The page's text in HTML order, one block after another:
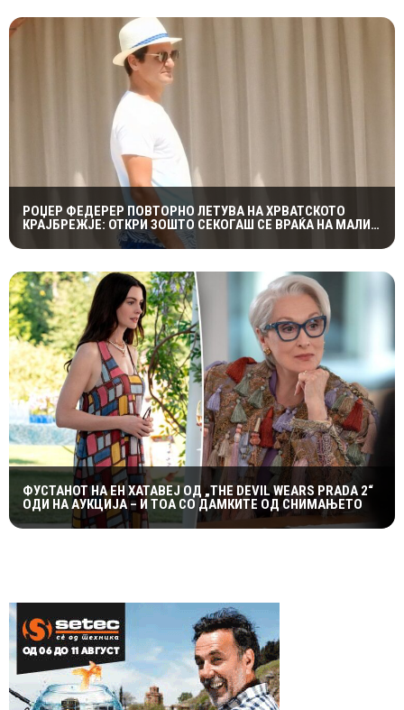
РОЏЕР ФЕДЕРЕР ПОВТОРНО ЛЕТУВА НА ХРВАТСКОТО
КРАЈБРЕЖЈЕ: ОТКРИ ЗОШТО СЕКОГАШ СЕ ВРАЌА НА МАЛИ
ФУСТАНОТ НА ЕН ХАТАВЕЈ ОД „THE DEVIL WEARS PRADA 2“
ОДИ НА АУКЦИЈА – И ТОА СО ДАМКИТЕ ОД СНИМАЊЕТО